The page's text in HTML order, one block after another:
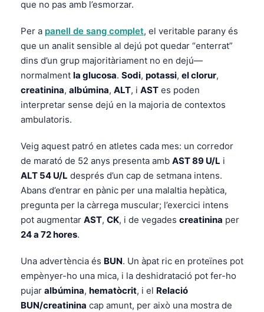
que no pas amb l’esmorzar.
Per a panell de sang complet, el veritable parany és
que un analit sensible al dejú pot quedar “enterrat”
dins d’un grup majoritàriament no en dejú—
normalment la glucosa. Sodi, potassi, el clorur,
creatinina, albúmina, ALT, i AST es poden
interpretar sense dejú en la majoria de contextos
ambulatoris.
Veig aquest patró en atletes cada mes: un corredor
de marató de 52 anys presenta amb AST 89 U/L i
ALT 54 U/L després d’un cap de setmana intens.
Abans d’entrar en pànic per una malaltia hepàtica,
pregunta per la càrrega muscular; l’exercici intens
pot augmentar AST, CK, i de vegades creatinina per
24 a 72 hores.
Una advertència és BUN. Un àpat ric en proteïnes pot
empènyer-ho una mica, i la deshidratació pot fer-ho
pujar albúmina, hematòcrit, i el Relació
BUN/creatinina cap amunt, per això una mostra de
Cebuano
ئۇيغۇرچە
Кыргызча
Беларуская мова
Esperanto
Frysk
Ślōnskŏ gŏdka
Norsk bokmål